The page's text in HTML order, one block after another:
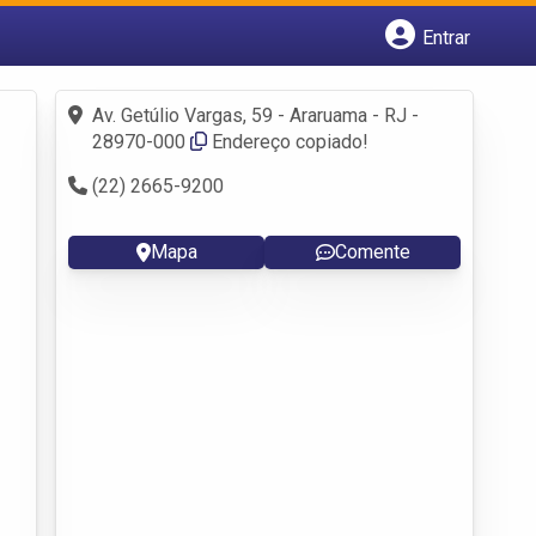
Entrar
Fazer login
Criar conta
Av. Getúlio Vargas, 59 - Araruama - RJ -
28970-000
Endereço copiado!
(22) 2665-9200
Mapa Comente